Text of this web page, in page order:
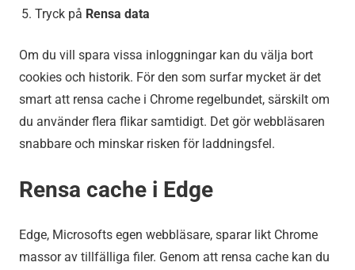
Tryck på Rensa data
Om du vill spara vissa inloggningar kan du välja bort
cookies och historik. För den som surfar mycket är det
smart att rensa cache i Chrome regelbundet, särskilt om
du använder flera flikar samtidigt. Det gör webbläsaren
snabbare och minskar risken för laddningsfel.
Rensa cache i Edge
Edge, Microsofts egen webbläsare, sparar likt Chrome
massor av tillfälliga filer. Genom att rensa cache kan du